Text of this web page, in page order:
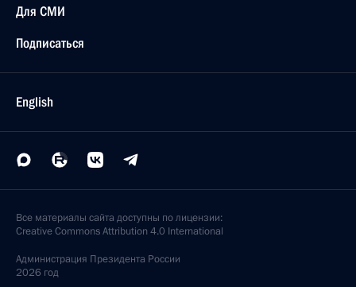
Выступление на церемонии открытия праздника
на Неве
Санкт-Петербург, акватория большой Невы
Выступление на официальном завтраке в честь
Пушкин, Екатерининский дворец